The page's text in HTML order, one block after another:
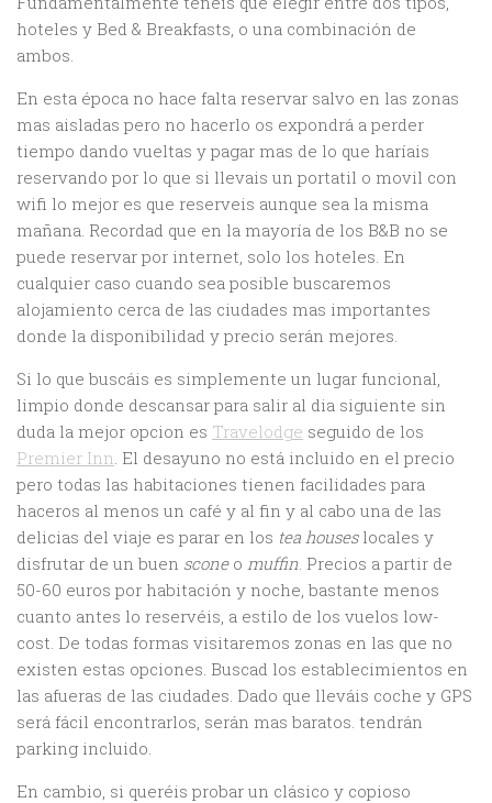
hoteles y Bed & Breakfasts, o una combinación de
ambos.
En esta época no hace falta reservar salvo en las zonas
mas aisladas pero no hacerlo os expondrá a perder
tiempo dando vueltas y pagar mas de lo que haríais
reservando por lo que si llevais un portatil o movil con
wifi lo mejor es que reserveis aunque sea la misma
mañana. Recordad que en la mayoría de los B&B no se
puede reservar por internet, solo los hoteles. En
cualquier caso cuando sea posible buscaremos
alojamiento cerca de las ciudades mas importantes
donde la disponibilidad y precio serán mejores.
Si lo que buscáis es simplemente un lugar funcional,
limpio donde descansar para salir al dia siguiente sin
duda la mejor opcion es Travelodge seguido de los
Premier Inn. El desayuno no está incluido en el precio
pero todas las habitaciones tienen facilidades para
haceros al menos un café y al fin y al cabo una de las
delicias del viaje es parar en los tea houseslocales y
disfrutar de un buen sconeo muffin. Precios a partir de
50-60 euros por habitación y noche, bastante menos
cuanto antes lo reservéis, a estilo de los vuelos low-
cost. De todas formas visitaremos zonas en las que no
existen estas opciones. Buscad los establecimientos en
las afueras de las ciudades. Dado que lleváis coche y GPS
será fácil encontrarlos, serán mas baratos. tendrán
parking incluido.
En cambio, si queréis probar un clásico y copioso